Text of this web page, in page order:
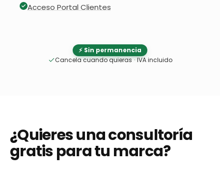
Acceso Portal Clientes
⚡ Sin permanencia
Cancela cuando quieras · IVA incluido
¿Quieres una consultoría
gratis para tu marca?